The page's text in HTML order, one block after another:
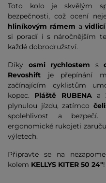
Toto kolo je skvělým
bezpečnosti, což ocení
hliníkovým rámem avidlicí
si poradí i s náročnějším
každé dobrodružství.
Díky osmi rychlostem s
Revoshift je přepínání
začínajícím cyklistům
kopec. Pláště RUBENAa
plynulou jízdu, zatímco
spolehlivost a
ergonomické rukojeti
výletech.
Připravte se na
kolem KELLYS KITER 50 24"!